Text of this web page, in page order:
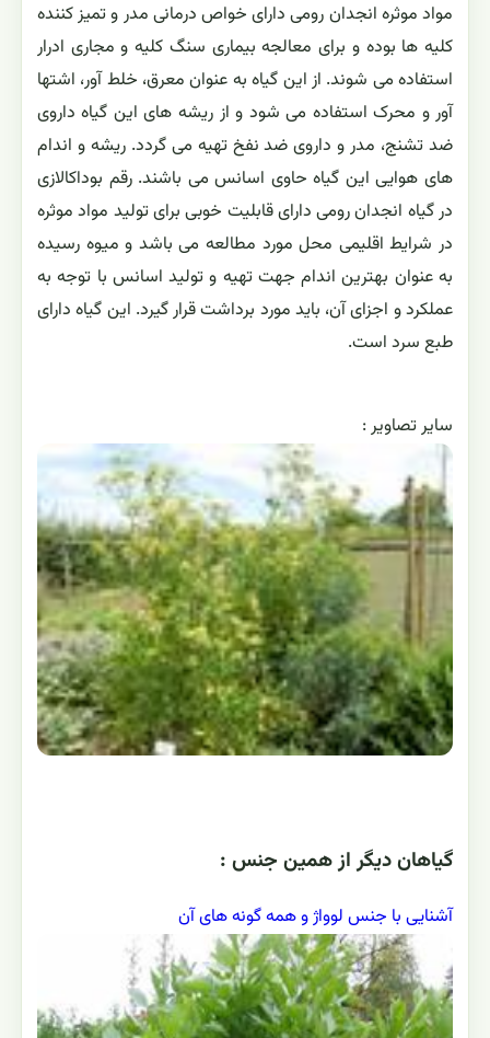
مواد موثره انجدان رومی دارای خواص درمانی مدر و تمیز کننده
کلیه ها بوده و برای معالجه بیماری سنگ کلیه و مجاری ادرار
استفاده می شوند. از این گیاه به عنوان معرق، خلط آور، اشتها
آور و محرک استفاده می شود و از ریشه های این گیاه داروی
ضد تشنج، مدر و داروی ضد نفخ تهیه می گردد. ریشه و اندام
های هوایی این گیاه حاوی اسانس می باشند. رقم بوداکالازی
در گیاه انجدان رومی دارای قابلیت خوبی برای تولید مواد موثره
در شرایط اقلیمی محل مورد مطالعه می باشد و میوه رسیده
به عنوان بهترین اندام جهت تهیه و تولید اسانس با توجه به
عملکرد و اجزای آن، باید مورد برداشت قرار گیرد. این گیاه دارای
طبع سرد است.
ساير تصاوير :
گياهان ديگر از همين جنس :
آشنایی با جنس لوواژ و همه گونه های آن